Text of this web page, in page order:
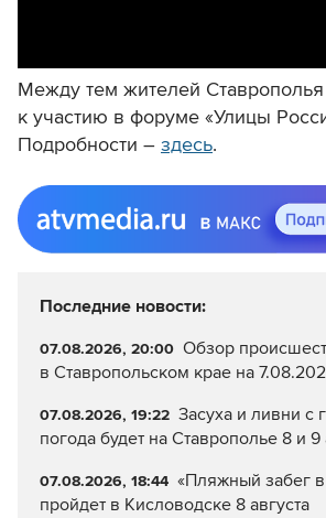
Между тем жителей
к участию в форуме «Улицы
Подробности – здесь.
Последние новости:
07.08.2026, 20:00 Обзор
в Ставропольском крае на
07.08.2026, 19:22 Засуха и ливни с
погода будет на Ставрополье 8 и 9
07.08.2026, 18:44 «Пляжный забег в
пройдет в Кисловодске 8 августа